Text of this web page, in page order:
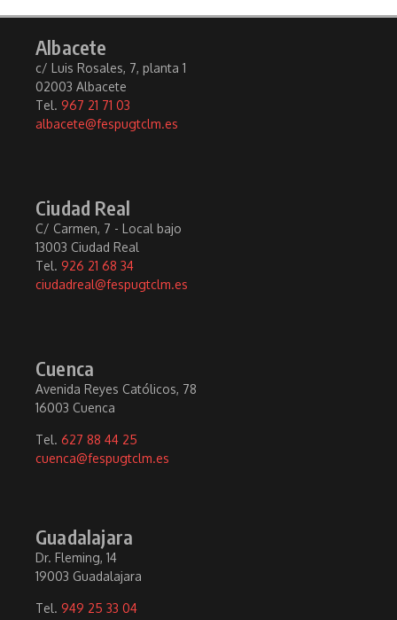
Albacete
c/ Luis Rosales, 7, planta 1
02003 Albacete
Tel. 967 21 71 03
albacete@fespugtclm.es
Ciudad Real
C/ Carmen, 7 - Local bajo
13003 Ciudad Real
Tel. 926 21 68 34
ciudadreal@fespugtclm.es
Cuenca
Avenida Reyes Católicos, 78
16003 Cuenca
Tel. 627 88 44 25
cuenca@fespugtclm.es
Guadalajara
Dr. Fleming, 14
19003 Guadalajara
Tel. 949 25 33 04